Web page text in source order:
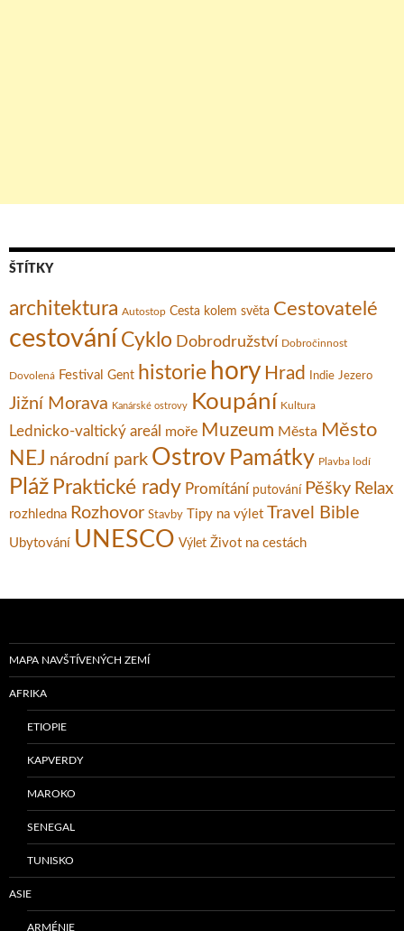
ŠTÍTKY
architektura Autostop Cesta kolem světa Cestovatelé
cestování Cyklo Dobrodružství Dobročinnost
Dovolená Festival Gent historie hory Hrad Indie Jezero
Jižní Morava Kanárské ostrovy Koupání Kultura
Lednicko-valtický areál moře Muzeum Města Město
NEJ národní park Ostrov Památky Plavba lodí
Pláž Praktické rady Promítání putování Pěšky Relax
rozhledna Rozhovor Stavby Tipy na výlet Travel Bible
Ubytování UNESCO Výlet Život na cestách
MAPA NAVŠTÍVENÝCH ZEMÍ
AFRIKA
ETIOPIE
KAPVERDY
MAROKO
SENEGAL
TUNISKO
ASIE
ARMÉNIE